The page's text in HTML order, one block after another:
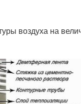
воздуха на